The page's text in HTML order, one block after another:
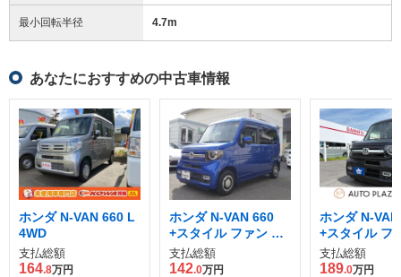
最小回転半径 4.7m
あなたにおすすめの中古車情報
ホンダ N-VAN 660 L
4WD
支払総額
164.8万円
ホンダ N-VAN 660
+スタイル ファン タ
ーボ ホンダセンシン
グ
支払総額
142.0万円
ホンダ N-
+スタイル フ
ーボ 4WD
支払総額
189.0万円